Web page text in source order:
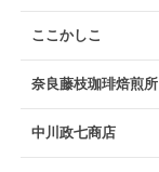
ここかしこ
奈良藤枝珈琲焙煎所
中川政七商店